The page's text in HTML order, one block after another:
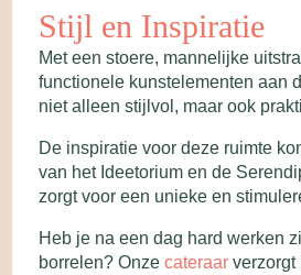
Stijl en Inspiratie
Met een stoere, mannelijke
functionele kunstelementen aan
niet alleen stijlvol, maar ook
De inspiratie voor deze ruimte
van het Ideetorium en de
zorgt voor een unieke en
Heb je na een dag hard werken
borrelen? Onzecateraar verzorgt